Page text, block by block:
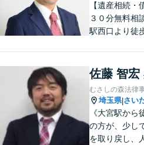
【遺産相続・
３０分無料相
駅西口より徒
の代わりに悩
策をご提案し
佐藤 智宏
むさしの森法律
埼玉県|さい
《大宮駅から
の方が、少し
を取り戻し、